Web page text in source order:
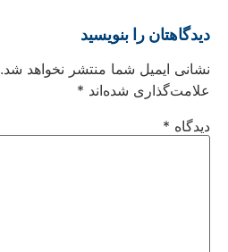
دیدگاهتان را بنویسید
نشانی ایمیل شما منتشر نخواهد شد.
علامت‌گذاری شده‌اند *
دیدگاه *